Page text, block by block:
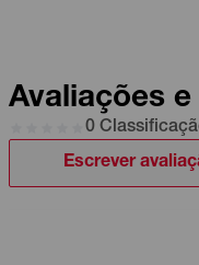
Avaliações
0
Escrever